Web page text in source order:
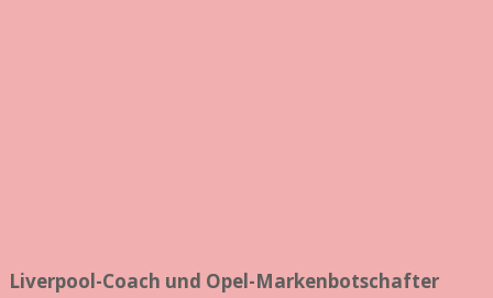
Liverpool-Coach und Opel-Markenbotschafter